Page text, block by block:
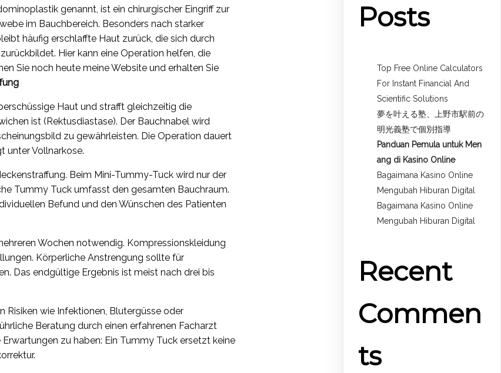
genannt, ist ein chirurgischer Eingriff zur
im Bauchbereich. Besonders nach starker
häufig erschlaffte Haut zurück, die sich durch
Hier kann eine Operation helfen, die
Sie noch heute meine Website und erhalten Sie
Haut und strafft gleichzeitig die
ist (Rektusdiastase). Der Bauchnabel wird
zu gewährleisten. Die Operation dauert
unter Vollnarkose.
Beim Mini-Tummy-Tuck wird nur der
Tummy Tuck umfasst den gesamten Bauchraum.
Befund und den Wünschen des Patienten
Wochen notwendig. Kompressionskleidung
Körperliche Anstrengung sollte für
Das endgültige Ergebnis ist meist nach drei bis
Risiken wie Infektionen, Blutergüsse oder
Beratung durch einen erfahrenen Facharzt
zu haben: Ein Tummy Tuck ersetzt keine
Posts
Top Free Online Calculators
For Instant Financial And
Scientific Solutions
夢を叶える塾、上野市駅前の
明光義塾で個別指導
Panduan Pemula untuk Men
ang di Kasino Online
Bagaimana Kasino Online
Mengubah Hiburan Digital
Bagaimana Kasino Online
Mengubah Hiburan Digital
Recent
Commen
ts